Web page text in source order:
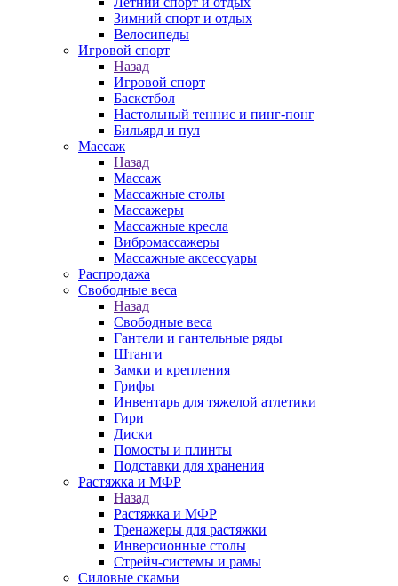
Зимний спорт и отдых
Велосипеды
Игровой спорт
Назад
Игровой спорт
Баскетбол
Настольный теннис и пинг-понг
Бильярд и пул
Массаж
Назад
Массаж
Массажные столы
Массажеры
Массажные кресла
Вибромассажеры
Массажные аксессуары
Распродажа
Свободные веса
Назад
Свободные веса
Гантели и гантельные ряды
Штанги
Замки и крепления
Грифы
Инвентарь для тяжелой атлетики
Гири
Диски
Помосты и плинты
Подставки для хранения
Растяжка и МФР
Назад
Растяжка и МФР
Тренажеры для растяжки
Инверсионные столы
Стрейч-системы и рамы
Силовые скамьи